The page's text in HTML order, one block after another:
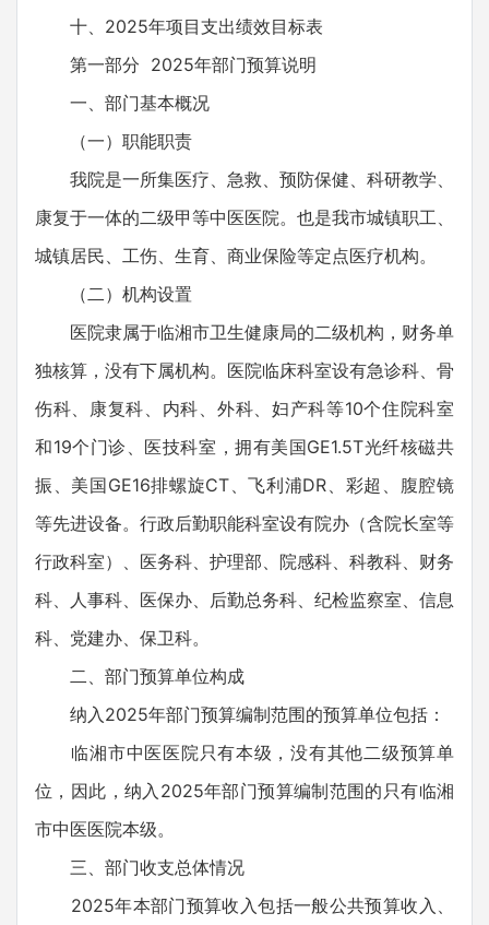
十、2025年项目支出绩效目标表
第一部分 2025年部门预算说明
一、部门基本概况
（一）职能职责
我院是一所集医疗、急救、预防保健、科研教学、
康复于一体的二级甲等中医医院。也是我市城镇职工、
城镇居民、工伤、生育、商业保险等定点医疗机构。
（二）机构设置
医院隶属于临湘市卫生健康局的二级机构，财务单
独核算，没有下属机构。医院临床科室设有急诊科、骨
伤科、康复科、内科、外科、妇产科等10个住院科室
和19个门诊、医技科室，拥有美国GE1.5T光纤核磁共
振、美国GE16排螺旋CT、飞利浦DR、彩超、腹腔镜
等先进设备。行政后勤职能科室设有院办（含院长室等
行政科室）、医务科、护理部、院感科、科教科、财务
科、人事科、医保办、后勤总务科、纪检监察室、信息
科、党建办、保卫科。
二、部门预算单位构成
纳入2025年部门预算编制范围的预算单位包括：
临湘市中医医院只有本级，没有其他二级预算单
位，因此，纳入2025年部门预算编制范围的只有临湘
市中医医院本级。
三、部门收支总体情况
2025年本部门预算收入包括一般公共预算收入、